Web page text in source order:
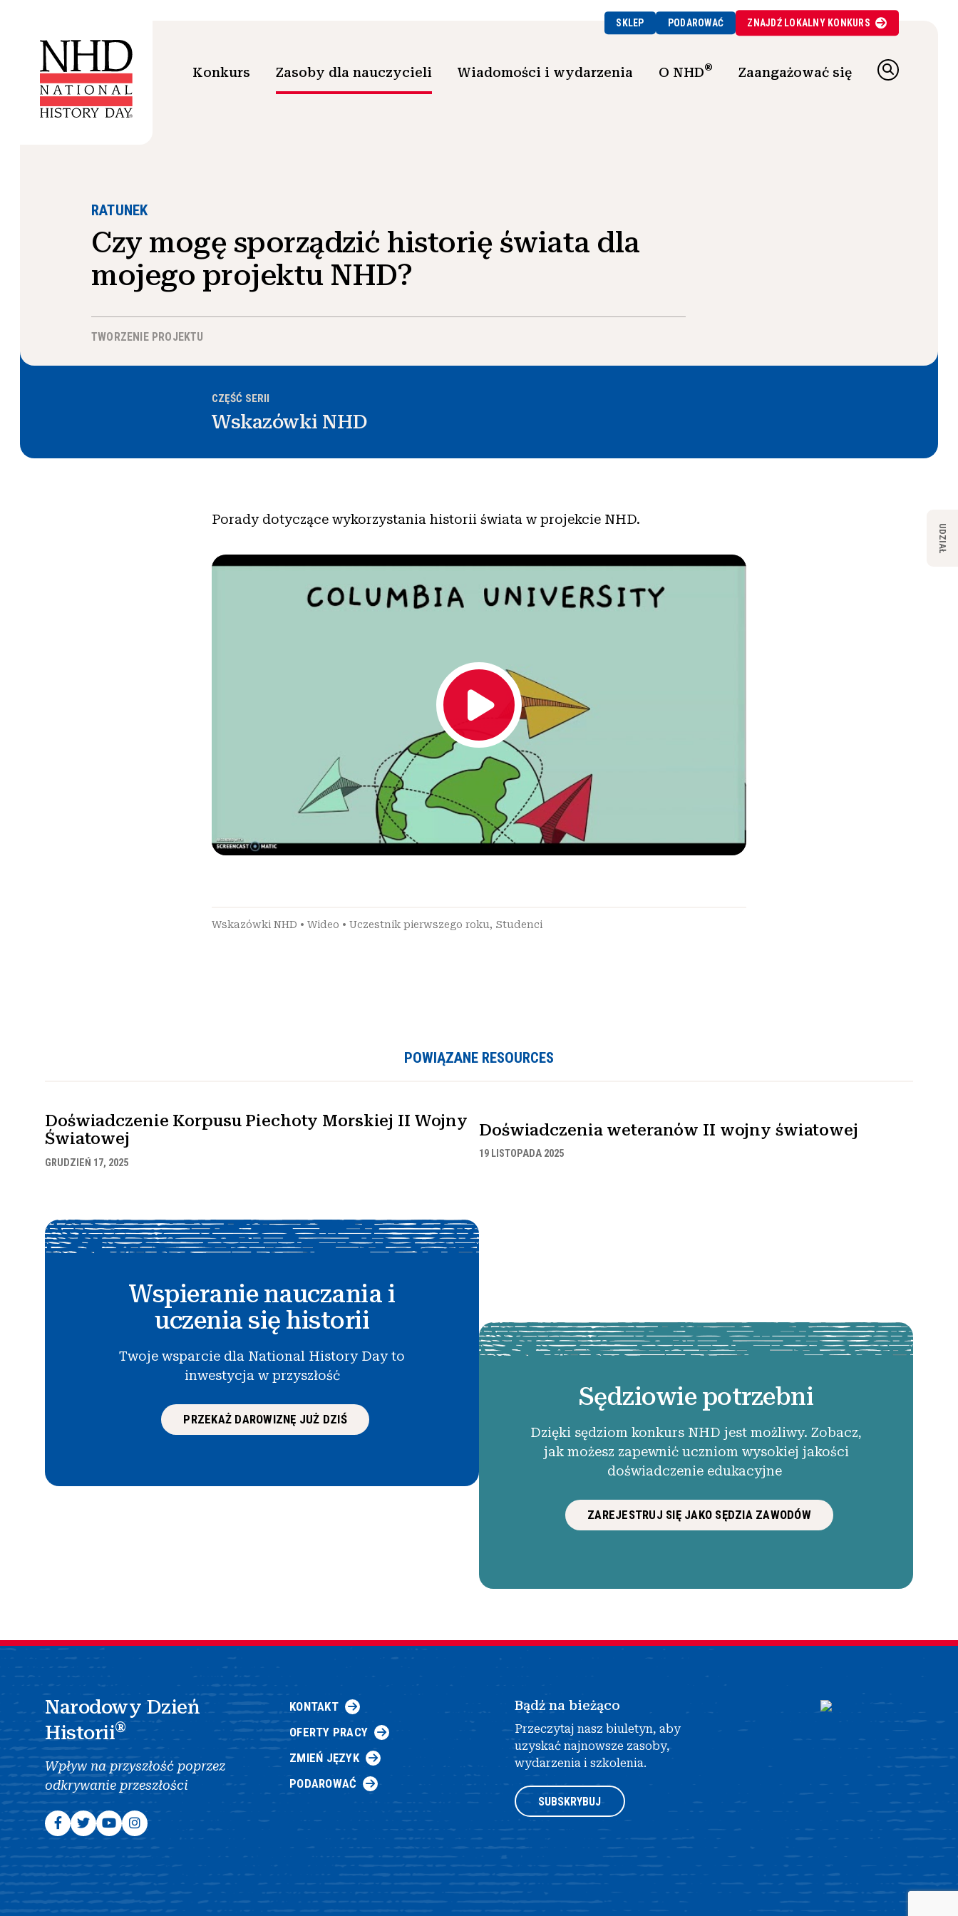
SKLEP PODAROWAĆ ZNAJDŹ LOKALNYKONKURS
Konkurs Zasoby dla nauczycieli Wiadomości i wydarzenia O NHD® Zaangażować się
RATUNEK
Czy mogę sporządzić historię świata dla
mojego projektu NHD?
TWORZENIE PROJEKTU
CZĘŚĆ SERII
Wskazówki NHD
Porady dotyczące wykorzystania historii świata w projekcie NHD.
Wskazówki NHD • Wideo • Uczestnik pierwszego roku, Studenci
UDZIAŁ
POWIĄZANE RESOURCES
Doświadczenie Korpusu Piechoty Morskiej II Wojny
Światowej
GRUDZIEŃ 17, 2025
Doświadczenia weteranów II wojny światowej
19 LISTOPADA 2025
Wspieranie nauczania i
uczenia się historii
Twoje wsparcie dla National History Day to
inwestycja w przyszłość
PRZEKAŻ DAROWIZNĘ JUŻ DZIŚ
Sędziowie potrzebni
Dzięki sędziom konkurs NHD jest możliwy. Zobacz,
jak możesz zapewnić uczniom wysokiej jakości
doświadczenie edukacyjne
ZAREJESTRUJ SIĘ JAKO SĘDZIA ZAWODÓW
Narodowy Dzień
Historii®
Wpływ na przyszłość poprzez
odkrywanie przeszłości
KONTAKT
OFERTY PRACY
ZMIEŃ JĘZYK
PODAROWAĆ
Bądź na bieżąco
Przeczytaj nasz biuletyn, aby
uzyskać najnowsze zasoby,
wydarzenia i szkolenia.
SUBSKRYBUJ